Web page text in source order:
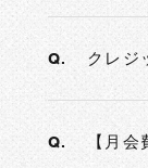
Q. クレジ
Q. 【月会